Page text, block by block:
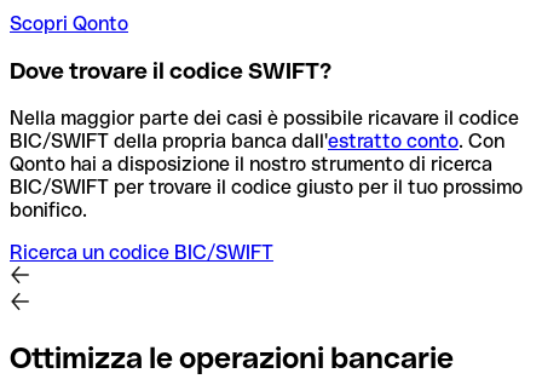
Scopri Qonto
Dove trovare il codice SWIFT?
Nella maggior parte dei casi è possibile ricavare il codice
BIC/SWIFT della propria banca dall'estratto conto. Con
Qonto hai a disposizione il nostro strumento di ricerca
BIC/SWIFT per trovare il codice giusto per il tuo prossimo
bonifico.
Ricerca un codice BIC/SWIFT
Ottimizza le operazioni bancarie